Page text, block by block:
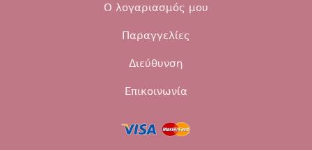
Ο λογαριασμός μου
Παραγγελίες
Διεύθυνση
Επικοινωνία